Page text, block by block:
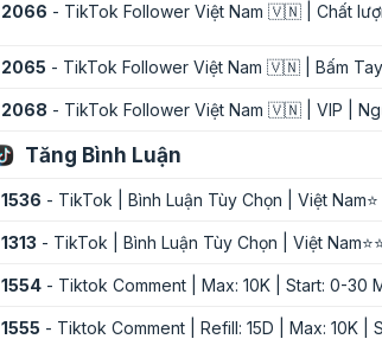
2066 - TikTok Follower Việt Nam 🇻🇳 | Chất
2065 - TikTok Follower Việt Nam 🇻🇳 | Bấm
2068 - TikTok Follower Việt Nam 🇻🇳 | VIP |
Tăng Bình Luận
1536 - TikTok | Bình Luận Tùy Chọn | Việt Nam⭐
1313 - TikTok | Bình Luận Tùy Chọn | Việt
1554 - Tiktok Comment | Max: 10K | Start: 0-30
1555 - Tiktok Comment | Refill: 15D | Max: 10K